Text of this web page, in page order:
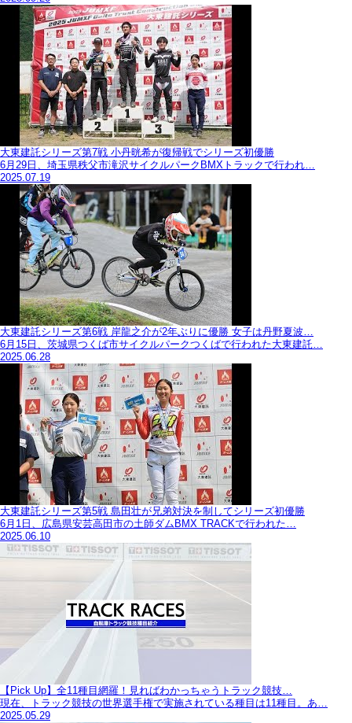
大東建託シリーズ第7戦 ⼩丹晄希が復帰戦でシリーズ初優勝
6月29日、埼玉県秩父市滝沢サイクルパークBMXトラックで行われ…
2025.07.19
大東建託シリーズ第6戦 岸龍之介が2年ぶりに優勝 女子は丹野夏波…
6月15日、茨城県つくば市サイクルパークつくばで行われた大東建託…
2025.06.28
大東建託シリーズ第5戦 島田壮が兄弟対決を制してシリーズ初優勝
6月1日、広島県安芸高田市の土師ダムBMX TRACKで行われた…
2025.06.10
【Pick Up】全11種目網羅！見ればわかっちゃうトラック競技…
現在、トラック競技の世界選手権で実施されている種目は11種目。あ…
2025.05.29